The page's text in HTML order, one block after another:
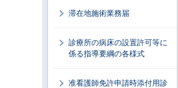
滞在地施術業務届
診療所の病床の設置許可等に
係る指導要綱の各様式
准看護師免許申請時添付用診